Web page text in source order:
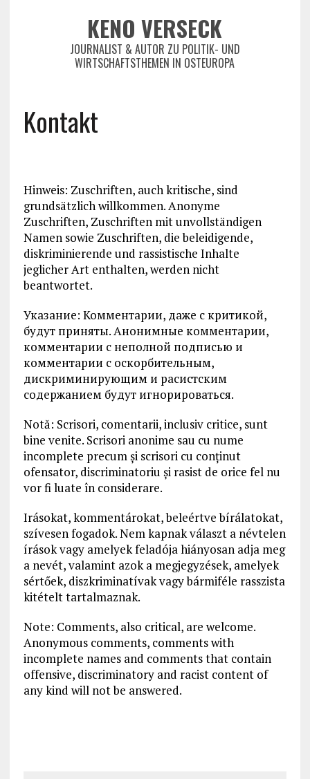
KENO VERSECK
JOURNALIST & AUTOR ZU POLITIK- UND
WIRTSCHAFTSTHEMEN IN OSTEUROPA
Kontakt
Hinweis: Zuschriften, auch kritische, sind
grundsätzlich willkommen. Anonyme
Zuschriften, Zuschriften mit unvollständigen
Namen sowie Zuschriften, die beleidigende,
diskriminierende und rassistische Inhalte
jeglicher Art enthalten, werden nicht
beantwortet.
Указание: Комментарии, даже с критикой,
будут приняты. Анонимные комментарии,
комментарии с неполной подписью и
комментарии с оскорбительным,
дискриминирующим и расистским
содержанием будут игнорироваться.
Notă: Scrisori, comentarii, inclusiv critice, sunt
bine venite. Scrisori anonime sau cu nume
incomplete precum și scrisori cu conținut
ofensator, discriminatoriu și rasist de orice fel nu
vor fi luate în considerare.
Irásokat, kommentárokat, beleértve bírálatokat,
szívesen fogadok. Nem kapnak választ a névtelen
írások vagy amelyek feladója hiányosan adja meg
a nevét, valamint azok a megjegyzések, amelyek
sértőek, diszkriminatívak vagy bármiféle rasszista
kitételt tartalmaznak.
Note: Comments, also critical, are welcome.
Anonymous comments, comments with
incomplete names and comments that contain
offensive, discriminatory and racist content of
any kind will not be answered.